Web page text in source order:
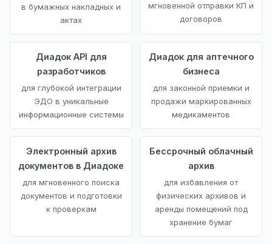
в бумажных накладных и
актах
мгновенной отправки КП и
договоров
Диадок API для
разработчиков
для глубокой интеграции
ЭДО в уникальные
информационные системы
Диадок для аптечного
бизнеса
для законной приемки и
продажи маркированных
медикаментов
Электронный архив
документов в Диадоке
для мгновенного поиска
документов и подготовки
к проверкам
Бессрочный облачный
архив
для избавления от
физических архивов и
аренды помещений под
хранение бумаг